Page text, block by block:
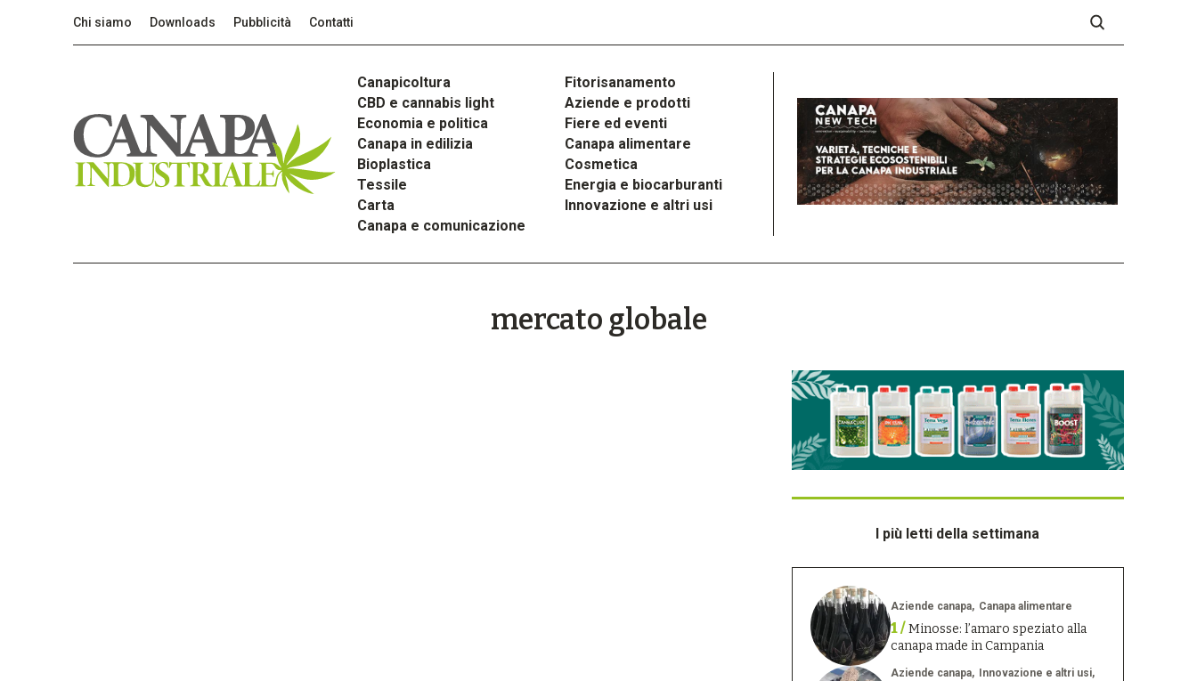
Chi siamo Downloads Pubblicità Contatti
Canapicoltura
Fitorisanamento
CBD e cannabis light
Aziende e prodotti
Economia e politica
Fiere ed eventi
Canapa in edilizia
Canapa alimentare
Bioplastica
Cosmetica
Tessile
Energia e biocarburanti
Carta
Innovazione e altri usi
Canapa e comunicazione
mercato globale
I più letti della settimana
Aziende canapa Canapa alimentare
1 /Minosse: l’amaro speziato alla
canapa made in Campania
Aziende canapa
Innovazione e altri usi